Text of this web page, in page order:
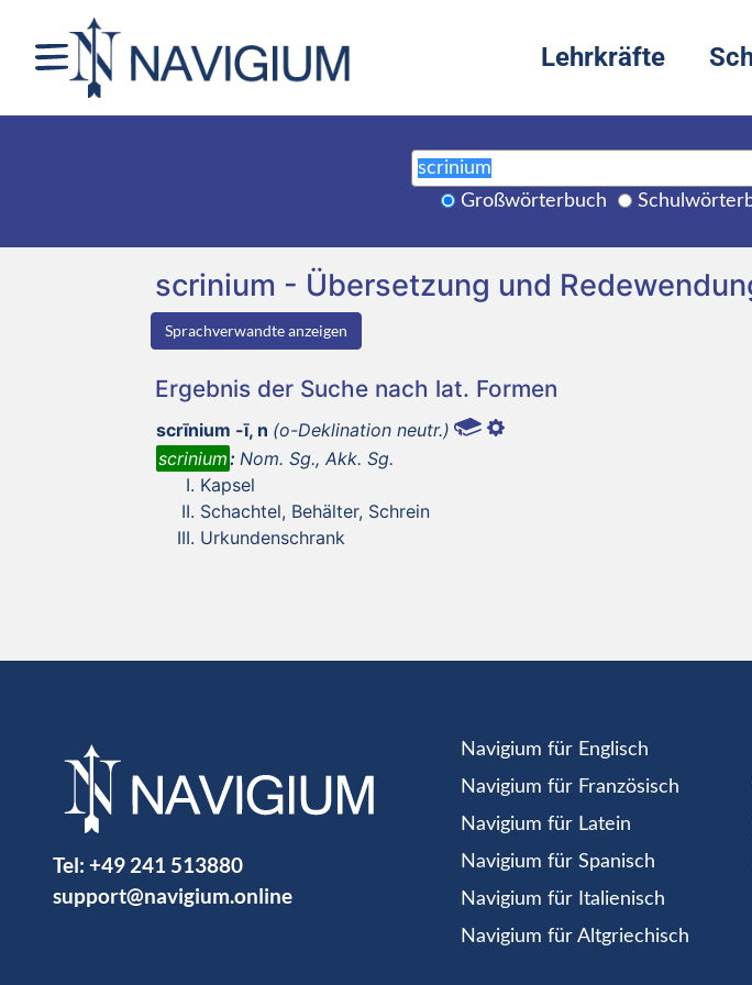
Lehrkräfte
Großwörterbuch
scrinium - Übersetzung und
Sprachverwandte anzeigen
Ergebnis der Suche nach lat. Formen
scrīnium -ī, n (o-Deklination neutr.)
scrinium: Nom. Sg., Akk. Sg.
Kapsel
Schachtel, Behälter, Schrein
Urkundenschrank
Tel: +49 241 513880
support@navigium.online
Navigium für Englisch
Navigium für Französisch
Navigium für Latein
Navigium für Spanisch
Navigium für Italienisch
Navigium für Altgriechisch